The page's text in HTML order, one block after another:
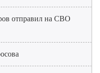
отправил на СВО